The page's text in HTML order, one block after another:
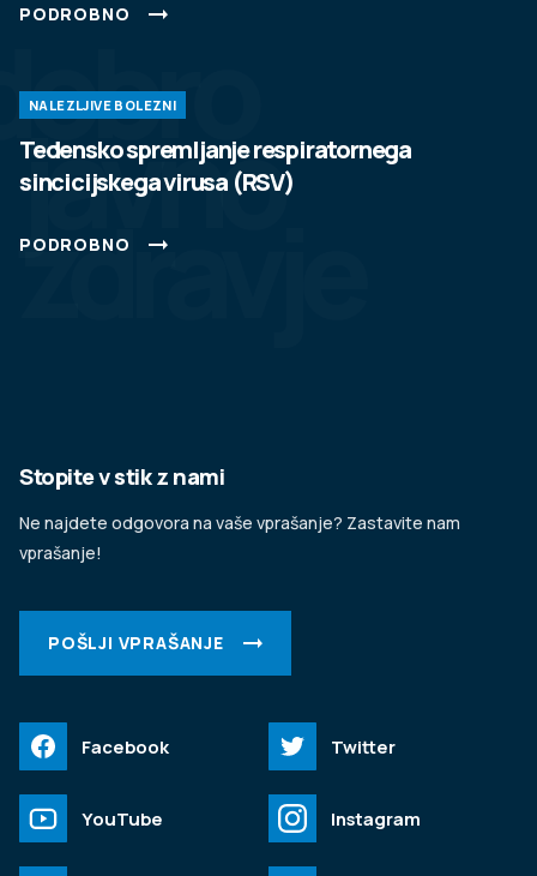
javno
zdravje
PODROBNO
NALEZLJIVE BOLEZNI
Tedensko spremljanje respiratornega
sincicijskega virusa (RSV)
PODROBNO
Stopite v stik z nami
Ne najdete odgovora na vaše vprašanje? Zastavite nam
vprašanje!
POŠLJI VPRAŠANJE
Facebook Twitter
YouTube Instagram